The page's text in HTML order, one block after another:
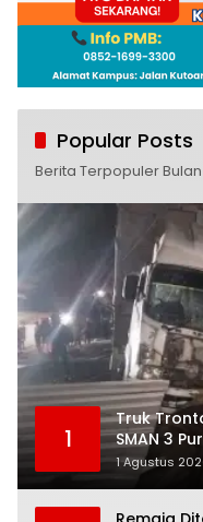
Popular Posts
Berita Terpopuler
1
Truk
SMAN 3
Dunia,
1 Agustus